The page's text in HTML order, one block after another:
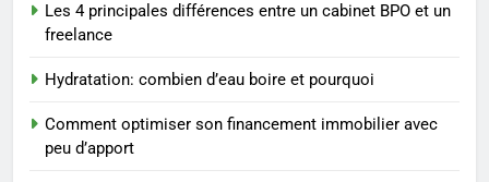
3
substituts de repas : guide et
conseils pratiques
BIEN ÊTRE
Les 4 principales différences entre un cabinet BPO et un
freelance
Hydratation: combien d’eau boire et pourquoi
Comment optimiser son financement immobilier avec
peu d’apport